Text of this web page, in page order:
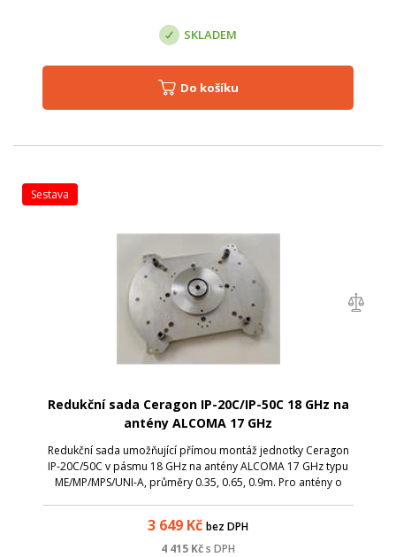
SKLADEM
Do košíku
Redukční sada Ceragon IP-20C/IP-50C 18 GHz na
antény ALCOMA 17 GHz
Redukční sada umožňující přímou montáž jednotky Ceragon
IP-20C/50C v pásmu 18 GHz na antény ALCOMA 17 GHz typu
ME/MP/MPS/UNI-A, průměry 0.35, 0.65, 0.9m. Pro antény o
3 649 Kč bez DPH
4 415 Kčs DPH
sestava